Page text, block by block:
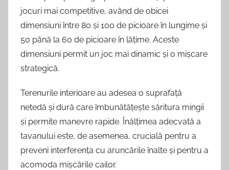
jocuri mai competitive, având de obicei
dimensiuni între 80 și 100 de picioare în lungime și
50 până la 60 de picioare în lățime. Aceste
dimensiuni permit un joc mai dinamic și o mișcare
strategică.
Terenurile interioare au adesea o suprafață
netedă și dură care îmbunătățește săritura mingii
și permite manevre rapide. Înălțimea adecvată a
tavanului este, de asemenea, crucială pentru a
preveni interferența cu aruncările înalte și pentru a
acomoda mișcările cailor.